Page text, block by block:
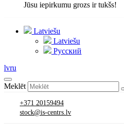
Jūsu iepirkumu grozs ir tukšs!
Latviešu
Latviešu
Русский
lvru
Meklēt
+371 20159494
stock@is-centrs.lv